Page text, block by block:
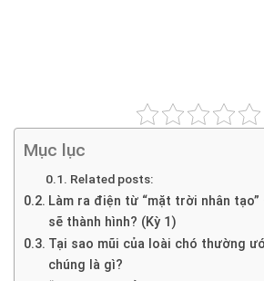
Mục lục
Related posts:
Làm ra điện từ “mặt trời nhân
sẽ thành hình? (Kỳ 1)
Tại sao mũi của loài chó thường
chúng là gì?